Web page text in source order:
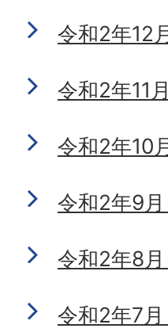
令和2年12
令和2年11
令和2年10
令和2年9
令和2年8
令和2年7